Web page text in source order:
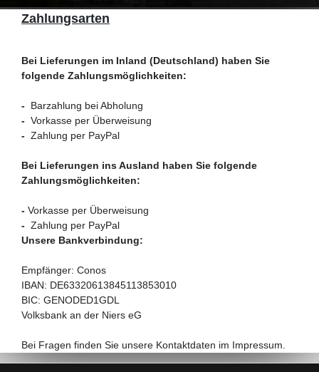
Zahlungsarten
Bei Lieferungen im Inland (Deutschland) haben Sie
folgende Zahlungsmöglichkeiten:
- Barzahlung bei Abholung
- Vorkasse per Überweisung
- Zahlung per PayPal
Bei Lieferungen ins Ausland haben Sie folgende
Zahlungsmöglichkeiten:
- Vorkasse per Überweisung
- Zahlung per PayPal
Unsere Bankverbindung:
Empfänger: Conos
IBAN: DE63320613845113853010
BIC: GENODED1GDL
Volksbank an der Niers eG
Bei Fragen finden Sie unsere Kontaktdaten im Impressum.